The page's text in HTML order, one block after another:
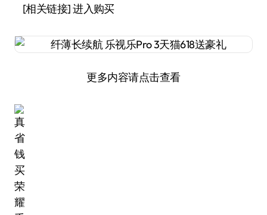
[相关链接] 进入购买
更多内容请点击查看